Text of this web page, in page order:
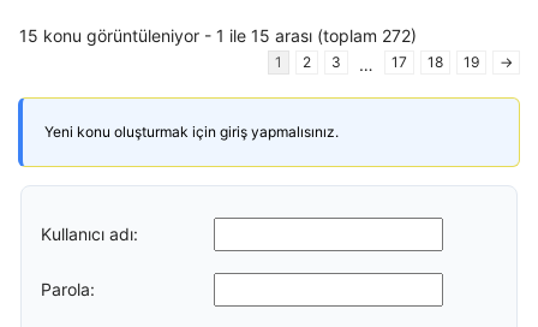
15 konu görüntüleniyor - 1 ile 15 arası (toplam 272)
1 2 3 … 17 18 19 →
Yeni konu oluşturmak için giriş yapmalısınız.
Kullanıcı adı:
Parola: